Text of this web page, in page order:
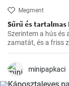
Megment
Sűrű és
Szerintem a hús és
zamatát, és a friss
A végeredmény
minipapkaci